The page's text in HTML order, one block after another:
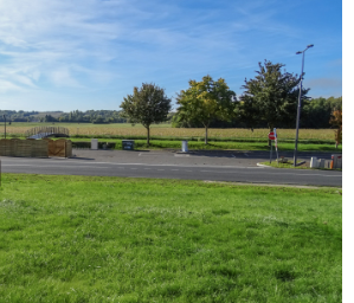
L'AGENCE
CONTACT
VOIR LE BIEN